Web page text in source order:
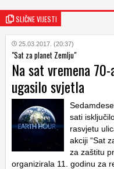
SLIČNE VIJESTI
25.03.2017. (20:37)
"Sat za planet Zemlju"
Na sat vremena
ugasilo svjetla
sati
rasvjetu
akciji “Sat
za zaštitu
organizirala 11. godinu za